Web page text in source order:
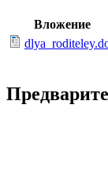
Вложение